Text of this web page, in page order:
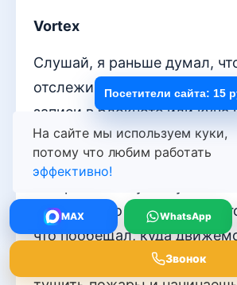
Vortex
Слушай, я раньше думал,
отслеживать звонки — это
записи в блокноте или куча
файлов. А оказалось — это
детектив! Каждый входящий
цепочку: кто звонил, о чём
что пообещал, куда
чистая магия контроля! Ты
На сайте мы используем куки,
потому что любим работать
эффективно!
MAX WhatsApp
Звонок
Посетители сайта: 15